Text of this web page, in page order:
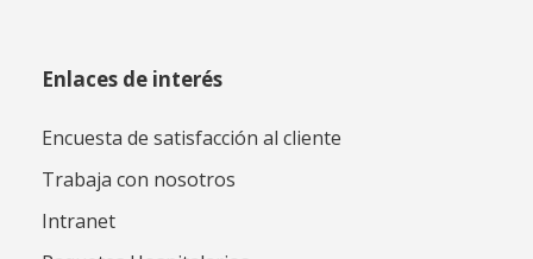
Enlaces de interés
Encuesta de satisfacción al cliente
Trabaja con nosotros
Intranet